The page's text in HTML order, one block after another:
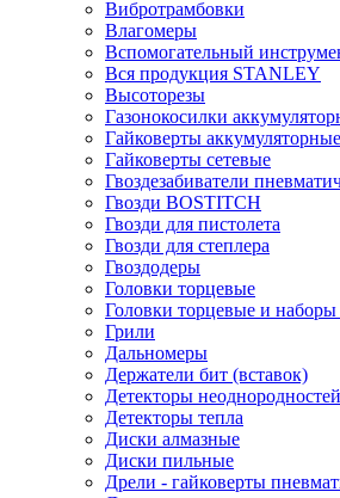
Вибротрамбовки
Влагомеры
Вспомогательный
Вся продукция STANLEY
Высоторезы
Газонокосилки
Гайковерты аккумуляторные
Гайковерты сетевые
Гвоздезабиватели
Гвозди BOSTITCH
Гвозди для пистолета
Гвозди для степлера
Гвоздодеры
Головки торцевые
Головки торцевые и наборы
Грили
Дальномеры
Держатели бит (вставок)
Детекторы неоднородностей
Детекторы тепла
Диски алмазные
Диски пильные
Дрели - гайковерты